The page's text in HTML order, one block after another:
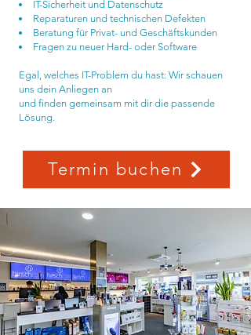
IT-Sicherheit und Datenschutz
Reparaturen und technischen Defekten
Beratung für Privat- und Geschäftskunden
Fragen zu neuer Hard- oder Software
Egal, welches IT-Problem du hast: Wir schauen
uns dein Anliegen an
und finden gemeinsam mit dir die passende
Lösung.
Termin buchen